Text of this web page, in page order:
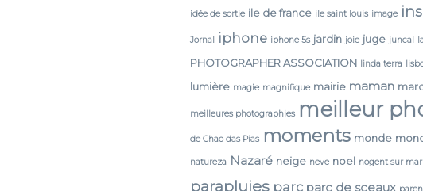
idée de sortie ile de france ile saint louis image
Jornal iphone iphone 5s jardin joie juge juncal
PHOTOGRAPHER ASSOCIATION linda terra
lumière magie magnifique mairie maman
meilleures photographies meilleur
de Chao das Pias moments monde
natureza Nazaré neige neve noel nogent sur
parapluies parc parc de sceaux